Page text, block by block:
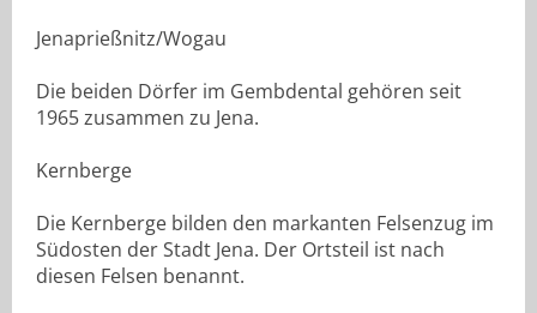
Jenaprießnitz/Wogau
Die beiden Dörfer im Gembdental gehören seit
1965 zusammen zu Jena.
Kernberge
Die Kernberge bilden den markanten Felsenzug im
Südosten der Stadt Jena. Der Ortsteil ist nach
diesen Felsen benannt.